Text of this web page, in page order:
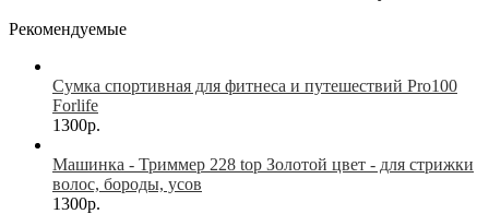
Рекомендуемые
Сумка спортивная для фитнеса и путешествий Pro100
Forlife
1300р.
Машинка - Триммер 228 top Золотой цвет - для стрижки
волос, бороды, усов
1300р.